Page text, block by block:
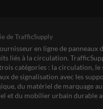
de TrafficSupply
en ligne de
liés à la circulation.
catégories : la circulation,
de signalisation avec les
du matériel de marquage
et du mobilier urbain durable